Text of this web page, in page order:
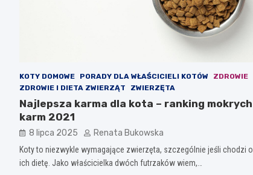
KOTY DOMOWE PORADY DLA WŁAŚCICIELI KOTÓW
ZDROWIE
ZDROWIE I DIETA ZWIERZĄT
ZWIERZĘTA
Najlepsza karma dla kota – ranking mokrych
karm 2021
8 lipca 2025 Renata Bukowska
Koty to niezwykle wymagające zwierzęta, szczególnie jeśli chodzi o
ich dietę. Jako właścicielka dwóch futrzaków wiem,…